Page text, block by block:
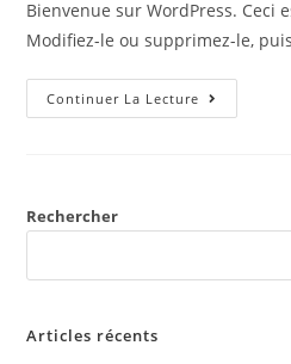
Bienvenue sur WordPress. Ceci
Modifiez-le ou supprimez-le,
Continuer La Lecture
Rechercher
Articles récents